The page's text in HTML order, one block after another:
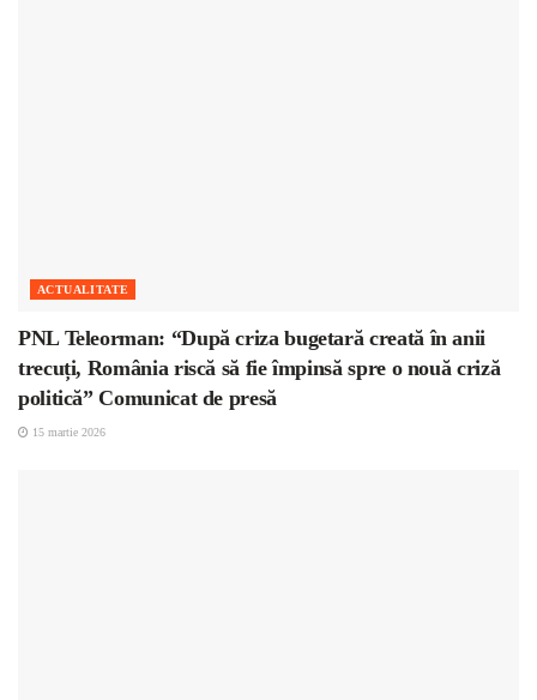
ACTUALITATE
PNL Teleorman: “După criza bugetară creată în anii
trecuți, România riscă să fie împinsă spre o nouă criză
politică” Comunicat de presă
15 martie 2026